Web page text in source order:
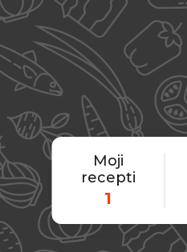
Moji
recepti
1